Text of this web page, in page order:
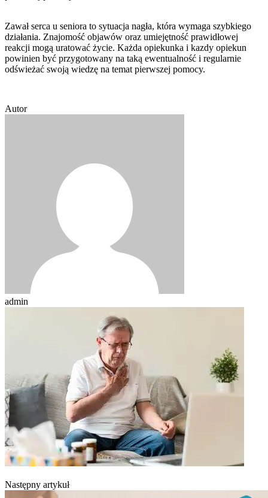
Zawał serca u seniora to sytuacja nagła, która wymaga szybkiego
działania. Znajomość objawów oraz umiejętność prawidłowej
reakcji mogą uratować życie. Każda opiekunka i kazdy opiekun
powinien być przygotowany na taką ewentualność i regularnie
odświeżać swoją wiedzę na temat pierwszej pomocy.
Autor
admin
Następny artykuł